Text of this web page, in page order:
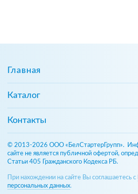
Главная
Каталог
Контакты
© 2013-2026 ООО «БелСтартерГрупп».
сайте не является публичной офертой,
Статьи 405 Гражданского Кодекса РБ.
При нахождении на сайте Вы соглашаетесь с
персональных данных.